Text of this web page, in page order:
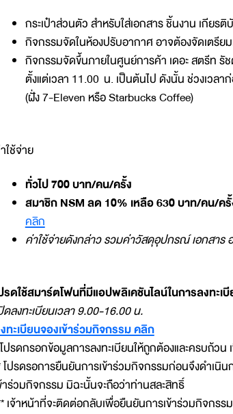
กระเป๋าส่วนตัว สำหรับใส่เอกสาร ชิ้นงาน เกียร
กิจกรรมจัดในห้องปรับอากาศ อาจต้องจัดเตรีย
กิจกรรมจัดขึ้นภายในศูนย์การค้า เดอะ สตรีท รั
ตั้งแต่เวลา 11.00 น. เป็นต้นไป ดังนั้น ช่วงเวล
(ฝั่ง 7-Eleven หรือ Starbucks Coffee)
ใช้จ่าย
ทั่วไป 700 บาท/คน/ครั้ง
สมาชิก NSM ลด 10% เหลือ 630 บาท/คน/ค
คลิก
ค่าใช้จ่ายดังกล่าว รวมค่าวัสดุอุปกรณ์ เอกสาร
รดใช้สมาร์ตโฟนที่มีแอปพลิเคชันไลน์ในการลงทะเ
ดลงทะเบียนเวลา 9.00-16.00 น.
ทะเบียนจองเข้าร่วมกิจกรรม คลิก
ปรดกรอกข้อมูลการลงทะเบียนให้ถูกต้องและครบถ้วน
โปรดรอการยืนยันการเข้าร่วมกิจกรรมก่อนจึงดำเนิน
าร่วมกิจกรรม มิฉะนั้นจะถือว่าท่านสละสิทธิ์
เจ้าหน้าที่จะติดต่อกลับเพื่อยืนยันการเข้าร่วมกิจกรร